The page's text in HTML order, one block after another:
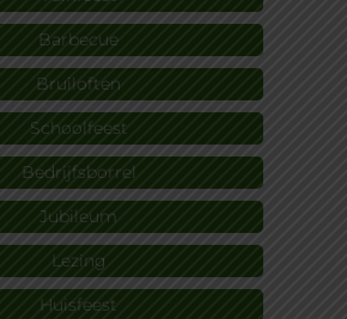
Barbecue
Bruiloften
Schoolfeest
Bedrijfsborrel
Jubileum
Lezing
Huisfeest